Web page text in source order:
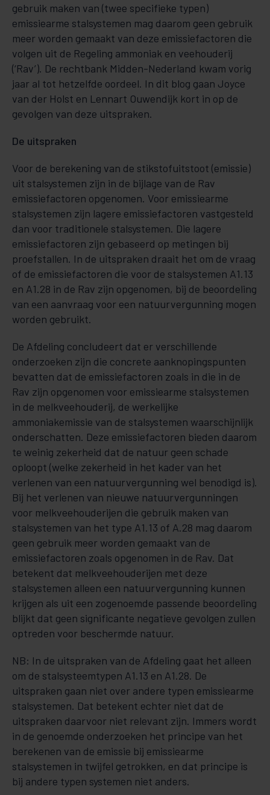
gebruik maken van (twee specifieke typen)
emissiearme stalsystemen mag daarom geen gebruik
meer worden gemaakt van deze emissiefactoren die
volgen uit de Regeling ammoniak en veehouderij
(‘Rav’). De rechtbank Midden-Nederland kwam vorig
jaar al tot hetzelfde oordeel. In dit blog gaan Joyce
van der Holst en Lennart Ouwendijk kort in op de
gevolgen van deze uitspraken.
De uitspraken
Voor de berekening van de stikstofuitstoot (emissie)
uit stalsystemen zijn in de bijlage van de Rav
emissiefactoren opgenomen. Voor emissiearme
stalsystemen zijn lagere emissiefactoren vastgesteld
dan voor traditionele stalsystemen. Die lagere
emissiefactoren zijn gebaseerd op metingen bij
proefstallen. In de uitspraken draait het om de vraag
of de emissiefactoren die voor de stalsystemen A1.13
en A1.28 in de Rav zijn opgenomen, bij de beoordeling
van een aanvraag voor een natuurvergunning mogen
worden gebruikt.
De Afdeling concludeert dat er verschillende
onderzoeken zijn die concrete aanknopingspunten
bevatten dat de emissiefactoren zoals in die in de
Rav zijn opgenomen voor emissiearme stalsystemen
in de melkveehouderij, de werkelijke
ammoniakemissie van de stalsystemen waarschijnlijk
onderschatten. Deze emissiefactoren bieden daarom
te weinig zekerheid dat de natuur geen schade
oploopt (welke zekerheid in het kader van het
verlenen van een natuurvergunning wel benodigd is).
Bij het verlenen van nieuwe natuurvergunningen
voor melkveehouderijen die gebruik maken van
stalsystemen van het type A1.13 of A.28 mag daarom
geen gebruik meer worden gemaakt van de
emissiefactoren zoals opgenomen in de Rav. Dat
betekent dat melkveehouderijen met deze
stalsystemen alleen een natuurvergunning kunnen
krijgen als uit een zogenoemde passende beoordeling
blijkt dat geen significante negatieve gevolgen zullen
optreden voor beschermde natuur.
NB: In de uitspraken van de Afdeling gaat het alleen
om de stalsysteemtypen A1.13 en A1.28. De
uitspraken gaan niet over andere typen emissiearme
stalsystemen. Dat betekent echter niet dat de
uitspraken daarvoor niet relevant zijn. Immers wordt
in de genoemde onderzoeken het principe van het
berekenen van de emissie bij emissiearme
stalsystemen in twijfel getrokken, en dat principe is
bij andere typen systemen niet anders.